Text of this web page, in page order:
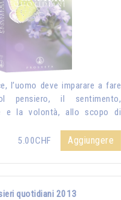
l’uomo deve imparare a fare
pensiero, il sentimento,
e la volontà, allo scopo di
5.00CHF
Aggiungere
quotidiani 2013